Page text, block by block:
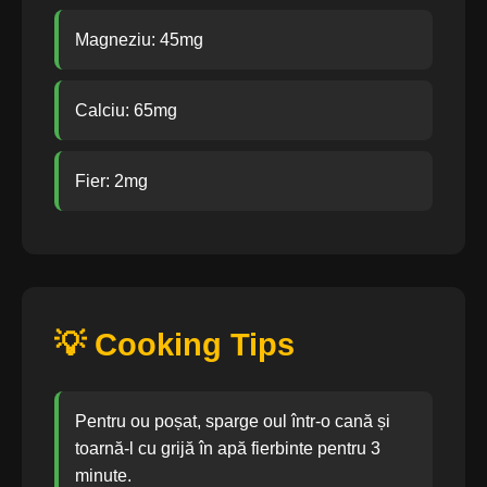
Magneziu: 45mg
Calciu: 65mg
Fier: 2mg
💡 Cooking Tips
Pentru ou poșat, sparge oul într-o cană și
toarnă-l cu grijă în apă fierbinte pentru 3
minute.